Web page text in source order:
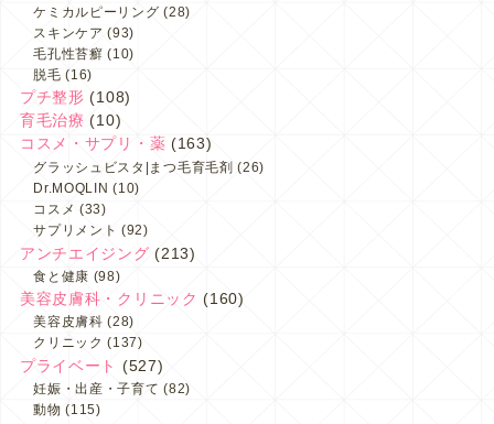
ケミカルピーリング (28)
スキンケア (93)
毛孔性苔癬 (10)
脱毛 (16)
プチ整形 (108)
育毛治療 (10)
コスメ・サプリ・薬 (163)
グラッシュビスタ|まつ毛育毛剤 (26)
Dr.MOQLIN (10)
コスメ (33)
サプリメント (92)
アンチエイジング (213)
食と健康 (98)
美容皮膚科・クリニック (160)
美容皮膚科 (28)
クリニック (137)
プライベート (527)
妊娠・出産・子育て (82)
動物 (115)